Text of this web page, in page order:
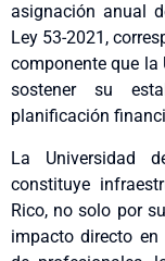
asignación anual
Ley 53-2021,
componente que
sostener su
planificación
La Universidad
constituye
Rico, no solo por
impacto directo